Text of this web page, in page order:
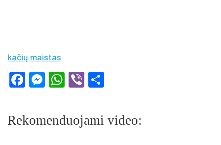
kačių maistas
Facebook
Messenger
WhatsApp
Viber
Rekomenduojami video: